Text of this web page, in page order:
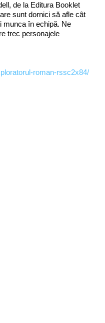
de la Editura Booklet
sunt dornici să afle cât
munca în echipă. Ne
trec personajele
roman-rssc2x84/